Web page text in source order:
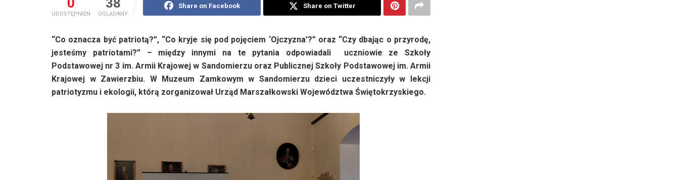
UDOSTĘPNIEŃ OGLĄDANY
Share on Facebook Share on Twitter
“Co oznacza być patriotą?”, “Co kryje się pod pojęciem ‘Ojczyzna’?” oraz “Czy dbając o przyrodę,
jesteśmy patriotami?” – między innymi na te pytania odpowiadali uczniowie ze Szkoły
Podstawowej nr 3 im. Armii Krajowej w Sandomierzu oraz Publicznej Szkoły Podstawowej im. Armii
Krajowej w Zawierzbiu. W Muzeum Zamkowym w Sandomierzu dzieci uczestniczyły w lekcji
patriotyzmu i ekologii, którą zorganizował Urząd Marszałkowski Województwa Świętokrzyskiego.